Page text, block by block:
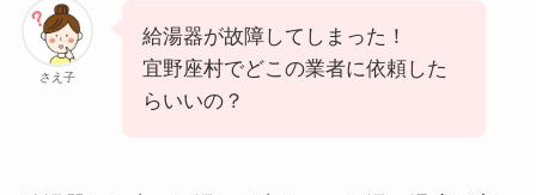
さえ子
給湯器が故障してしまった！
宜野座村でどこの業者に依頼した
らいいの？